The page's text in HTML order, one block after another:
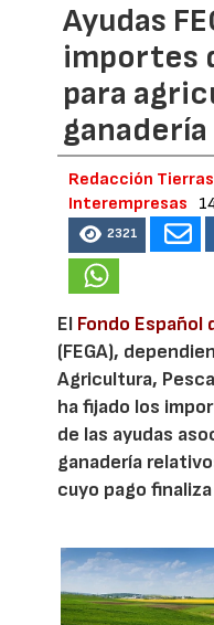
Ayudas
importes
para
ganadería
Redacción
Interempresas
2321
El Fondo Español
(FEGA),
Agricultura,
ha fijado los
de las ayudas
ganadería
cuyo pago